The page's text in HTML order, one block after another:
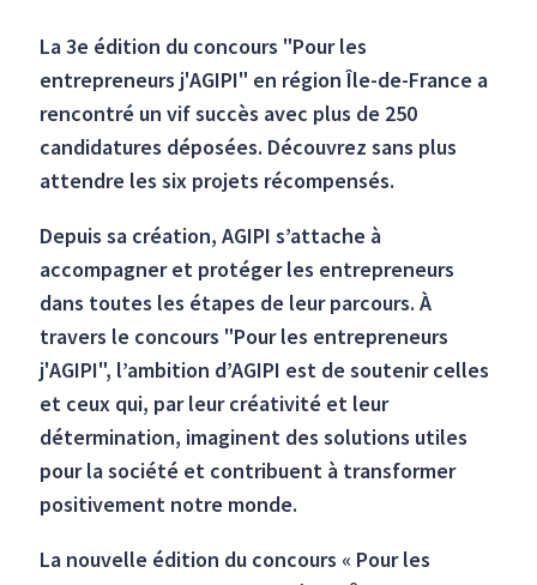
La 3e édition du concours "Pour les
entrepreneurs j'AGIPI" en région Île-de-France a
rencontré un vif succès avec plus de 250
candidatures déposées. Découvrez sans plus
attendre les six projets récompensés.
Depuis sa création, AGIPI s’attache à
accompagner et protéger les entrepreneurs
dans toutes les étapes de leur parcours. À
travers le concours "Pour les entrepreneurs
j'AGIPI", l’ambition d’AGIPI est de soutenir celles
et ceux qui, par leur créativité et leur
détermination, imaginent des solutions utiles
pour la société et contribuent à transformer
positivement notre monde.
La nouvelle édition du concours « Pour les